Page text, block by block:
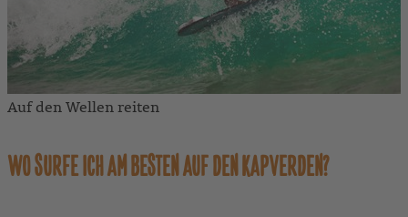
Auf den Wellen reiten
WO SURFE ICH AM BESTEN AUF DEN KAPVERDEN?